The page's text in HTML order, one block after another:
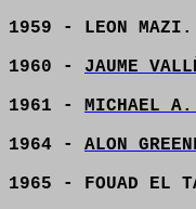
1959 - LEON MAZI.
1960 - JAUME
1961 - MICHAEL A.
1964 - ALON
1965 - FOUAD EL